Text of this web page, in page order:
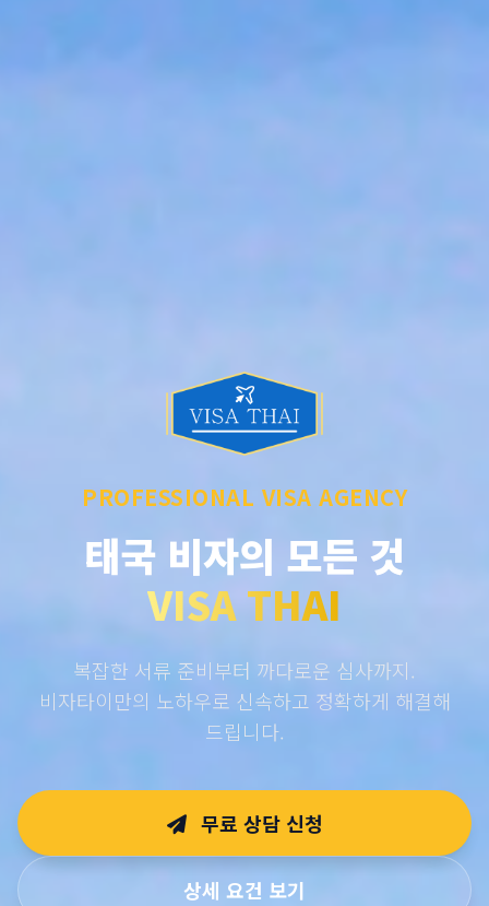
PROFESSIONAL VISA AGENCY
태국 비자의 모든 것
VISA THAI
복잡한 서류 준비부터 까다로운 심사까지.
비자타이만의 노하우로 신속하고 정확하게 해결해
드립니다.
무료 상담 신청
상세 요건 보기